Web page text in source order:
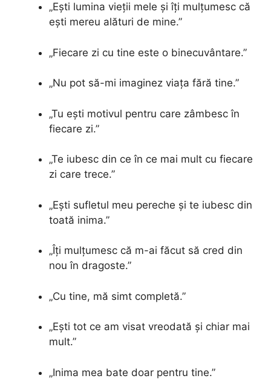
„Ești lumina vieții mele și îți mulțumesc că
ești mereu alături de mine.”
„Fiecare zi cu tine este o binecuvântare.”
„Nu pot să-mi imaginez viața fără tine.”
„Tu ești motivul pentru care zâmbesc în
fiecare zi.”
„Te iubesc din ce în ce mai mult cu fiecare
zi care trece.”
„Ești sufletul meu pereche și te iubesc din
toată inima.”
„Îți mulțumesc că m-ai făcut să cred din
nou în dragoste.”
„Cu tine, mă simt completă.”
„Ești tot ce am visat vreodată și chiar mai
mult.”
„Inima mea bate doar pentru tine.”